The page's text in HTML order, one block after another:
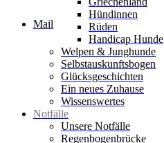
Mail
Hündinnen
Rüden
Handicap Hunde
Welpen & Junghunde
Selbstauskunftsbogen
Glücksgeschichten
Ein neues Zuhause
Wissenswertes
Notfälle
Unsere Notfälle
Regenbogenbrücke